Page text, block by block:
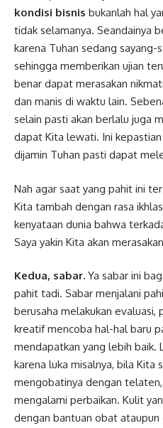
kondisi bisnis bukanlah hal
tidak selamanya. Seandainya
karena Tuhan sedang sayang-
sehingga memberikan ujian
benar dapat merasakan
dan manis di waktu lain.
selain pasti akan berlalu juga
dapat Kita lewati. Ini
dijamin Tuhan pasti dapat
Nah agar saat yang pahit ini
Kita tambah dengan rasa
kenyataan dunia bahwa
Saya yakin Kita akan
Kedua, sabar. Ya sabar ini
pahit tadi. Sabar menjalani
berusaha melakukan evaluasi,
kreatif mencoba hal-hal baru
mendapatkan yang lebih baik.
karena luka misalnya, bila Kita
mengobatinya dengan
mengalami perbaikan. Kulit
dengan bantuan obat ataupun